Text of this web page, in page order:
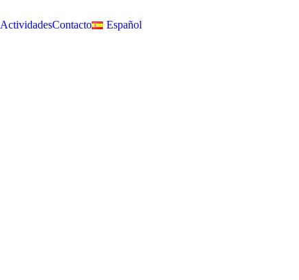
ActividadesContacto Español